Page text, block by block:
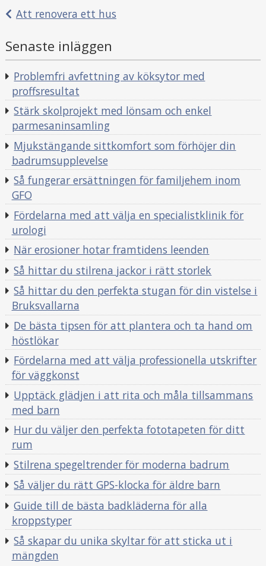
b
g
r
i
i
Inläggsnavigering
Att renovera ett hus
Senaste inläggen
Problemfri avfettning av köksytor med
proffsresultat
Stärk skolprojekt med lönsam och enkel
parmesaninsamling
Mjukstängande sittkomfort som förhöjer din
badrumsupplevelse
Så fungerar ersättningen för familjehem inom
GFO
Fördelarna med att välja en specialistklinik för
urologi
När erosioner hotar framtidens leenden
Så hittar du stilrena jackor i rätt storlek
Så hittar du den perfekta stugan för din vistelse i
Bruksvallarna
De bästa tipsen för att plantera och ta hand om
höstlökar
Fördelarna med att välja professionella utskrifter
för väggkonst
Upptäck glädjen i att rita och måla tillsammans
med barn
Hur du väljer den perfekta fototapeten för ditt
rum
Stilrena spegeltrender för moderna badrum
Så väljer du rätt GPS-klocka för äldre barn
Guide till de bästa badkläderna för alla
kroppstyper
Så skapar du unika skyltar för att sticka ut i
mängden